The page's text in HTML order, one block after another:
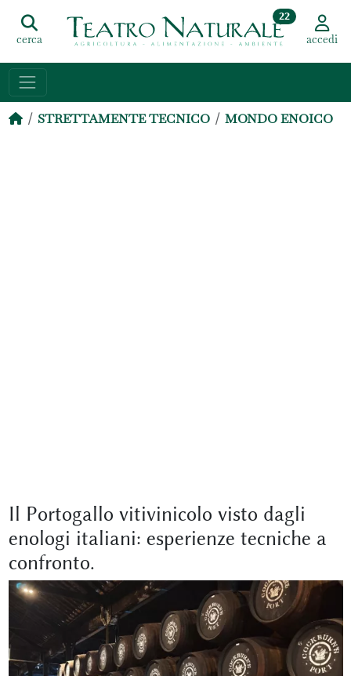
cerca
22
accedi
STRETTAMENTE TECNICO MONDO ENOICO
Il Portogallo vitivinicolo visto dagli
enologi italiani: esperienze tecniche a
confronto.